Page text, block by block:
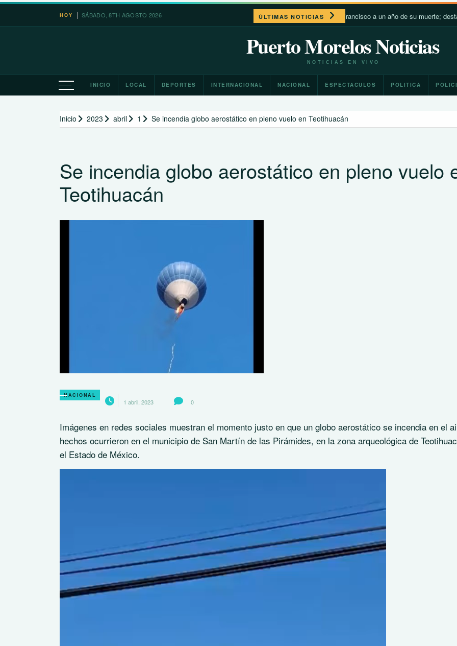
Saltar
HOY SÁBADO, 8TH AGOSTO 2026 ÚLTIMAS NOTICIAS
León XIV recuerda a Francisco a un año de su muerte; destaca su
Puerto Morelos Noticias
NOTICIAS EN VIVO
INICIO LOCAL DEPORTES INTERNACIONAL NACIONAL ESPECTACULOS POLITICA
Inicio 2023 abril 1 Se incendia globo aerostático en pleno vuelo en Teotihuacán
Se incendia globo aerostático en pleno vuelo
Teotihuacán
NACIONAL
1 abril, 2023 0
Imágenes en redes sociales muestran el momento justo en que un globo aerostático se incendia en el
hechos ocurrieron en el municipio de San Martín de las Pirámides, en la zona arqueológica de
el Estado de México.